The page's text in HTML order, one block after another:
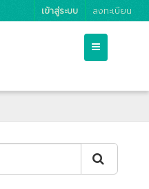
เข้าสู่ระบบ ลงทะเบียน